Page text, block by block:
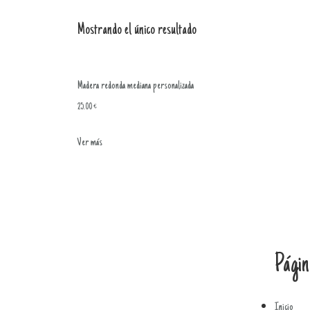
Mostrando el único resultado
Madera redonda mediana personalizada
25.00€
Ver más
Inicio